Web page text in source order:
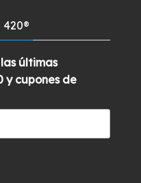
420®
últimas
y cupones de